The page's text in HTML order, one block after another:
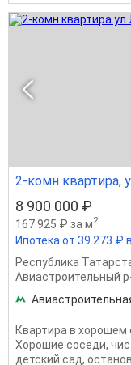
2-комн квартира,
8 900 000 ₽
167 925 ₽ за м2
Ипотека от 39 273 ₽
Республика
Авиастроительный
Квартира в хорошем
Хорошие соседи,
детский сад,